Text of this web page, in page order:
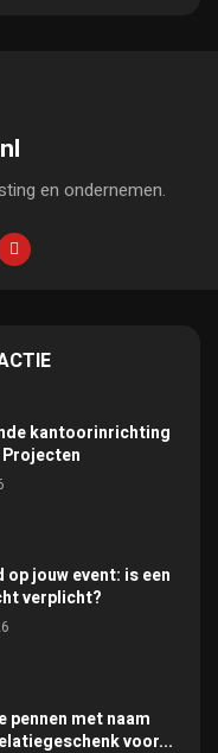
en ondernemen.
kantoorinrichting
op jouw event: is een
verplicht?
pennen met naam
voor...